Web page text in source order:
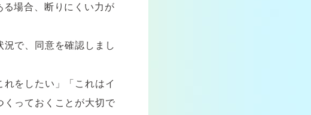
場合、断りにくい力が
で、同意を確認しまし
をしたい」「これはイ
くっておくことが大切で